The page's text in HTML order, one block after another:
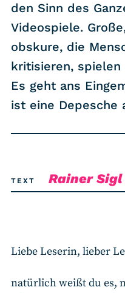
Random
RSS-Feed
COMMUNITY
IMPRESSUM
den Sinn des
Videospiele.
obskure, die
kritisieren, spielen
Es geht ans
ist eine Depesche
TEXT Rainer Sigl
Liebe Leserin, lieber
natürlich weißt du es,